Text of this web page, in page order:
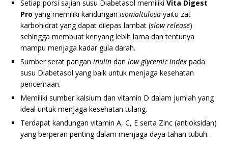
Setiap porsi sajian susu Diabetasol memiliki Vita Digest
Pro yang memiliki kandungan isomaltulosa yaitu zat
karbohidrat yang dapat dilepas lambat (slow release)
sehingga membuat kenyang lebih lama dan tentunya
mampu menjaga kadar gula darah.
Sumber serat pangan inulin dan low glycemic index pada
susu Diabetasol yang baik untuk menjaga kesehatan
pencernaan.
Memiliki sumber kalsium dan vitamin D dalam jumlah yang
ideal untuk menjaga kesehatan tulang.
Terdapat kandungan vitamin A, C, E serta Zinc (antioksidan)
yang berperan penting dalam menjaga daya tahan tubuh.